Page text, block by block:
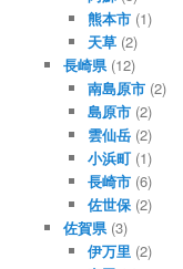
熊本市 (1)
天草 (2)
長崎県(12)
南島原市 (2)
島原市 (2)
雲仙岳 (2)
小浜町 (1)
長崎市 (6)
佐世保 (2)
佐賀県(3)
伊万里 (2)